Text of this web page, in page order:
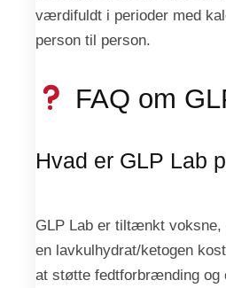
værdifuldt i perioder med
person til person.
FAQ om
Hvad er GLP Lab
GLP Lab er tiltænkt
en lavkulhydrat/ketogen
at støtte fedtforbrænding og